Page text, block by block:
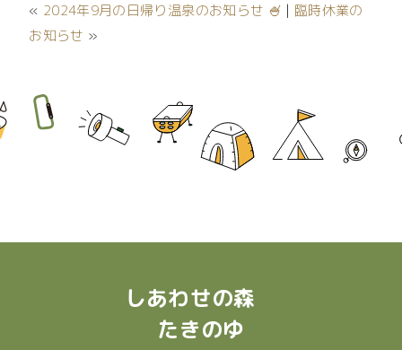
« 2024年9月の日帰り温泉のお知らせ 🍧 | 臨時休業の
お知らせ »
しあわせの森
たきのゆ